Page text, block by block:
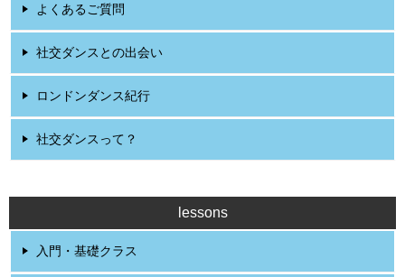
よくあるご質問
社交ダンスとの出会い
ロンドンダンス紀行
社交ダンスって？
lessons
入門・基礎クラス